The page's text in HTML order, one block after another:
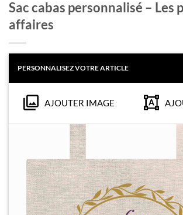
Sac cabas personnalisé – Les
affaires
AJOUTER IMAGE